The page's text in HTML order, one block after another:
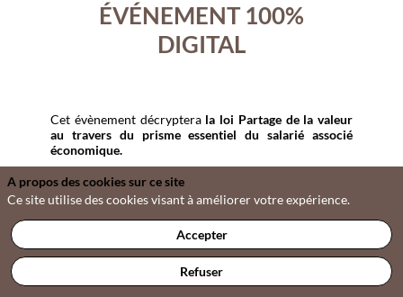
ÉVÉNEMENT 100%
DIGITAL
Cet évènement décryptera la loi Partage de la valeur
au travers du prisme essentiel du salarié associé
économique.
Les intervenants évalueront les mesures qui
permettent au salarié d’être associé à la valorisation
économique de l’entreprise (augmentation
exceptionnelle du bénéfice, nouveau PPVE, Phantom
share, LTI), corrélées aux dispositifs classiques
d’actionnariat salarié (AGA, stock-option) ou de
souscription de titre (BSPCE), en distinguant leur sort
A propos des cookies sur ce site
Ce site utilise des cookies visant à améliorer votre expérience.
Accepter
Refuser